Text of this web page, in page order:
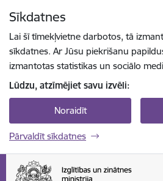
Sīkdatnes
Lai šī tīmekļvietne darbotos, tā
sīkdatnes. Ar Jūsu piekrišanu
izmantotas statistikas un sociālo
Lūdzu, atzīmējiet savu izvēli:
Noraidīt
Pārvaldīt sīkdatnes